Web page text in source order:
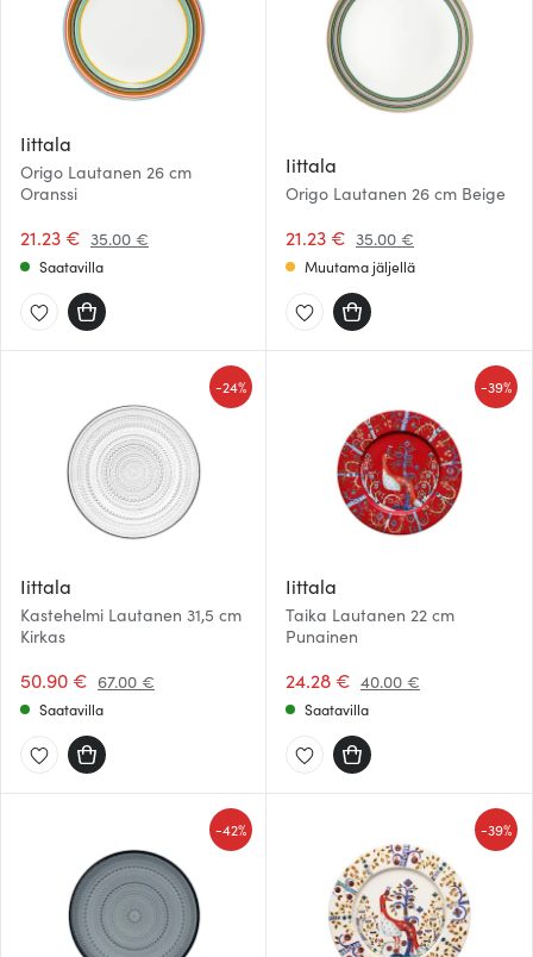
Iittala
Origo Lautanen 26 cm
Oranssi
21.23 € 35.00 €
Saatavilla
Iittala
Origo Lautanen 26 cm Beige
21.23 € 35.00 €
Muutama jäljellä
Iittala
Kastehelmi Lautanen 31,5 cm
Kirkas
50.90 € 67.00 €
-24%
Saatavilla
Iittala
Taika Lautanen 22 cm
Punainen
24.28 € 40.00 €
-39%
Saatavilla
-42% -39%